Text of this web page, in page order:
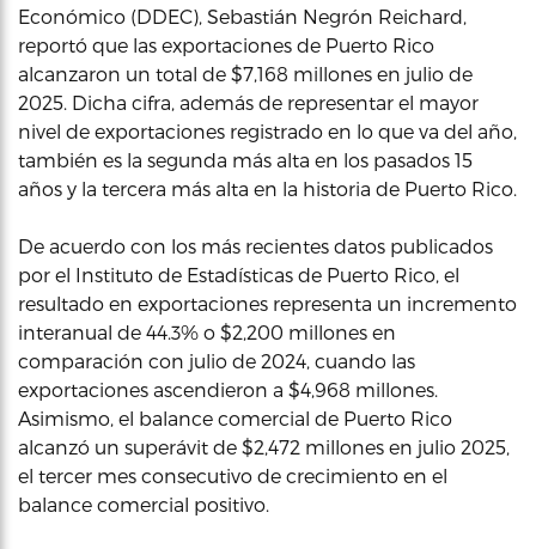
Económico (DDEC), Sebastián Negrón Reichard,
reportó que las exportaciones de Puerto Rico
alcanzaron un total de $7,168 millones en julio de
2025. Dicha cifra, además de representar el mayor
nivel de exportaciones registrado en lo que va del año,
también es la segunda más alta en los pasados 15
años y la tercera más alta en la historia de Puerto Rico.
De acuerdo con los más recientes datos publicados
por el Instituto de Estadísticas de Puerto Rico, el
resultado en exportaciones representa un incremento
interanual de 44.3% o $2,200 millones en
comparación con julio de 2024, cuando las
exportaciones ascendieron a $4,968 millones.
Asimismo, el balance comercial de Puerto Rico
alcanzó un superávit de $2,472 millones en julio 2025,
el tercer mes consecutivo de crecimiento en el
balance comercial positivo.